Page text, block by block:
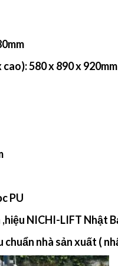
580 x 890 x 920mm
PU
hiệu NICHI-LIFT Nhật
nhà sản xuất (